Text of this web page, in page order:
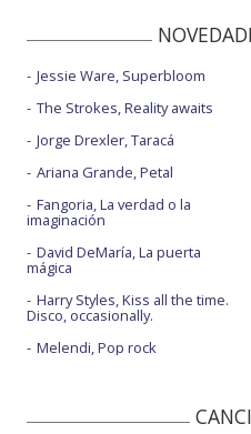
Jessie Ware, Superbloom
The Strokes, Reality awaits
Jorge Drexler, Taracá
Ariana Grande, Petal
Fangoria, La verdad o la
imaginación
David DeMaría, La puerta
mágica
Harry Styles, Kiss all the time.
Disco, occasionally.
Melendi, Pop rock